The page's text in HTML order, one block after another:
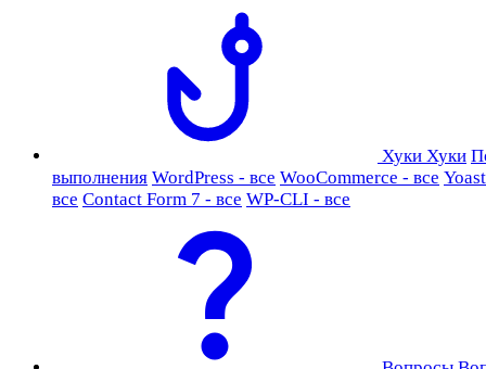
Хуки Хуки
выполнения WordPress - все WooCommerce - все
все Contact Form 7 - все WP-CLI - все